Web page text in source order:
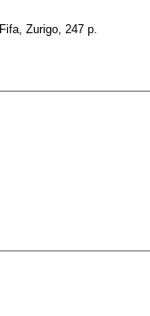
Fifa, Zurigo, 247 p.